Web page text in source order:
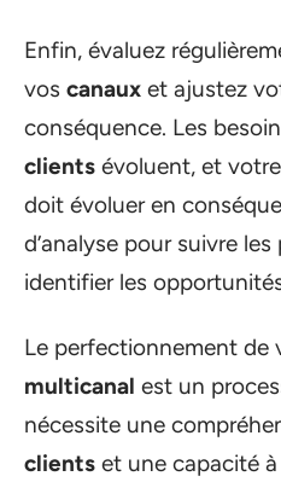
Enfin, évaluez
vos canaux et ajustez
conséquence. Les
clients évoluent, et votre
doit évoluer en
d’analyse pour suivre
identifier les
Le perfectionnement de
multicanal est un
nécessite une
clients et une capacité à